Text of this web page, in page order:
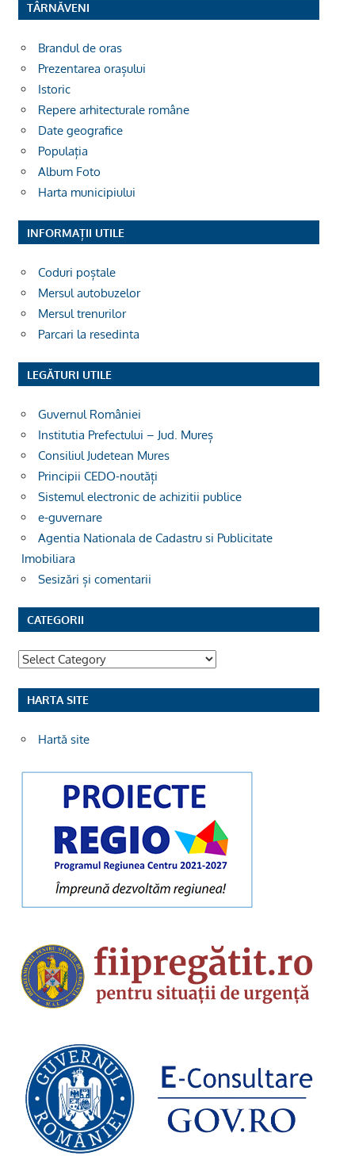
TÂRNĂVENI
Brandul de oras
Prezentarea orașului
Istoric
Repere arhitecturale române
Date geografice
Populația
Album Foto
Harta municipiului
INFORMAȚII UTILE
Coduri poștale
Mersul autobuzelor
Mersul trenurilor
Parcari la resedinta
LEGĂTURI UTILE
Guvernul României
Institutia Prefectului – Jud. Mureș
Consiliul Judetean Mures
Principii CEDO-noutăți
Sistemul electronic de achizitii publice
e-guvernare
Agentia Nationala de Cadastru si Publicitate
Imobiliara
Sesizări și comentarii
CATEGORII
Categorii
HARTA SITE
Hartă site